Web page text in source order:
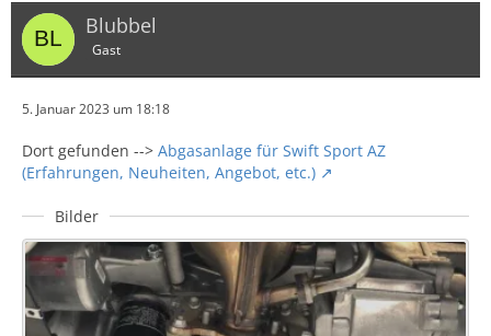
Blubbel
Gast
5. Januar 2023 um 18:18
Dort gefunden --> Abgasanlage für Swift Sport AZ
(Erfahrungen, Neuheiten, Angebot, etc.)
Bilder